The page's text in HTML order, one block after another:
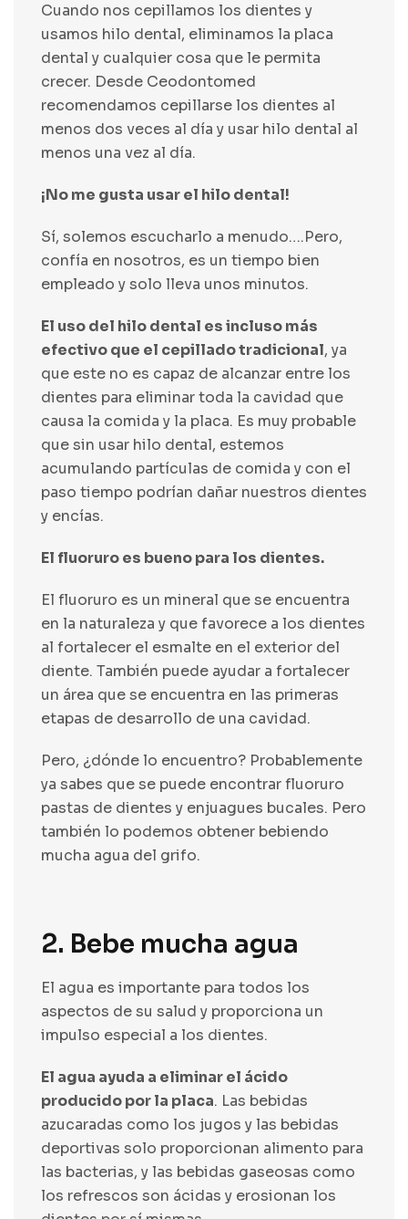
Cuando nos cepillamos los dientes y
usamos hilo dental, eliminamos la placa
dental y cualquier cosa que le permita
crecer. Desde Ceodontomed
recomendamos cepillarse los dientes al
menos dos veces al día y usar hilo dental al
menos una vez al día.
¡No me gusta usar el hilo dental!
Sí, solemos escucharlo a menudo….Pero,
confía en nosotros, es un tiempo bien
empleado y solo lleva unos minutos.
El uso del hilo dental es incluso más
efectivo que el cepillado tradicional, ya
que este no es capaz de alcanzar entre los
dientes para eliminar toda la cavidad que
causa la comida y la placa. Es muy probable
que sin usar hilo dental, estemos
acumulando partículas de comida y con el
paso tiempo podrían dañar nuestros dientes
y encías.
El fluoruro es bueno para los dientes.
El fluoruro es un mineral que se encuentra
en la naturaleza y que favorece a los dientes
al fortalecer el esmalte en el exterior del
diente. También puede ayudar a fortalecer
un área que se encuentra en las primeras
etapas de desarrollo de una cavidad.
Pero, ¿dónde lo encuentro? Probablemente
ya sabes que se puede encontrar fluoruro
pastas de dientes y enjuagues bucales. Pero
también lo podemos obtener bebiendo
mucha agua del grifo.
2. Bebe mucha agua
El agua es importante para todos los
aspectos de su salud y proporciona un
impulso especial a los dientes.
El agua ayuda a eliminar el ácido
producido por la placa. Las bebidas
azucaradas como los jugos y las bebidas
deportivas solo proporcionan alimento para
las bacterias, y las bebidas gaseosas como
los refrescos son ácidas y erosionan los